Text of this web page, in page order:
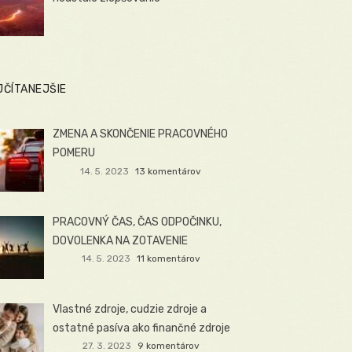
ZMENA A SKONČENIE PRACOVNÉHO
POMERU
14. 5. 2023 13 komentárov
PRACOVNÝ ČAS, ČAS ODPOČINKU,
DOVOLENKA NA ZOTAVENIE
14. 5. 2023 11 komentárov
Vlastné zdroje, cudzie zdroje a
ostatné pasíva ako finančné zdroje
27. 3. 2023 9 komentárov